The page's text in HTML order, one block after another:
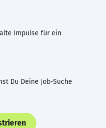
Impulse für ein
Du Deine Job-Suche